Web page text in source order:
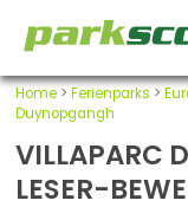
Home> Ferienparks >
Duynopgangh
VILLAPARC
LESER-